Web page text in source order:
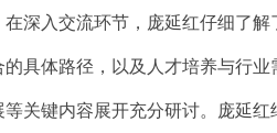
在深入交流环节，庞延红仔细了
的具体路径，以及人才培养与行
等关键内容展开充分研讨。庞延